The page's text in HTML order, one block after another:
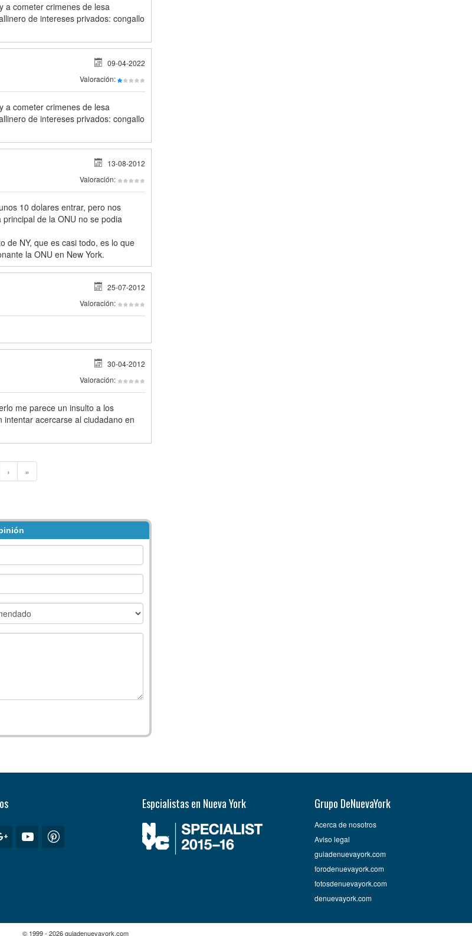
a cometer crimenes de lesa
de intereses privados: congallo
09-04-2022
Valoración:
a cometer crimenes de lesa
de intereses privados: congallo
13-08-2012
Valoración:
10 dolares entrar, pero nos
de la ONU no se podia
de NY, que es casi todo, es lo que
la ONU en New York.
25-07-2012
Valoración:
30-04-2012
Valoración:
me parece un insulto a los
acercarse al ciudadano en
› »
Espcialistas en Nueva York Grupo DeNuevaYork
Acerca de nosotros
Aviso legal
guiadenuevayork.com
forodenuevayork.com
fotosdenuevayork.com
denuevayork.com
© 1999 - 2026 guiadenuevayork.com